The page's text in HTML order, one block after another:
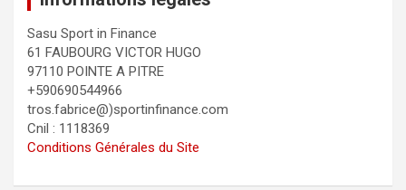
Sasu Sport in Finance
61 FAUBOURG VICTOR HUGO
97110 POINTE A PITRE
+590690544966
tros.fabrice@)sportinfinance.com
Cnil : 1118369
Conditions Générales du Site